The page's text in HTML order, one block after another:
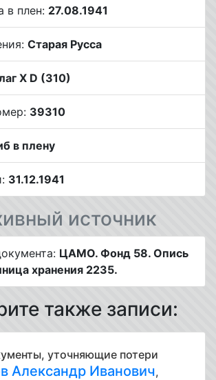
в плен: 27.08.1941
Старая Русса
X D (310)
39310
в плену
31.12.1941
источник
ЦАМО. Фонд 58. Опись
хранения 2235.
также записи:
уточняющие потери
Александр Иванович,